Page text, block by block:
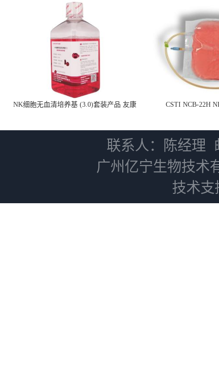
NK细胞无血清培养基 (3.0)套装产品 友康
CSTI NCB-22H
联系人：陈经理
广州亿宁生物技术
技术